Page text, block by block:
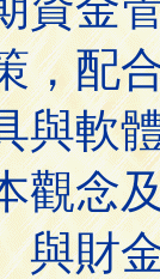
，配
與軟
觀念
與財